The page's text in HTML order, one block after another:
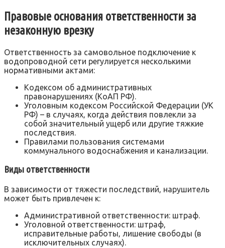
Правовые основания ответственности за
незаконную врезку
Ответственность за самовольное подключение к
водопроводной сети регулируется несколькими
нормативными актами:
Кодексом об административных
правонарушениях (КоАП РФ).
Уголовным кодексом Российской Федерации (УК
РФ) – в случаях‚ когда действия повлекли за
собой значительный ущерб или другие тяжкие
последствия.
Правилами пользования системами
коммунального водоснабжения и канализации.
Виды ответственности
В зависимости от тяжести последствий‚ нарушитель
может быть привлечен к:
Административной ответственности: штраф.
Уголовной ответственности: штраф‚
исправительные работы‚ лишение свободы (в
исключительных случаях).